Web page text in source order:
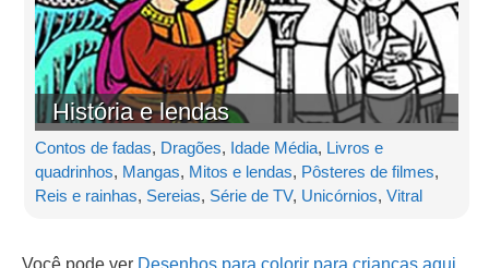
História e lendas
Contos de fadas, Dragões, Idade Média, Livros e
quadrinhos, Mangas, Mitos e lendas, Pôsteres de filmes,
Reis e rainhas, Sereias, Série de TV, Unicórnios, Vitral
Você pode ver Desenhos para colorir para crianças aqui